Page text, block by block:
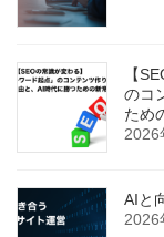
【
のコ
ため
2026
AIと
2026